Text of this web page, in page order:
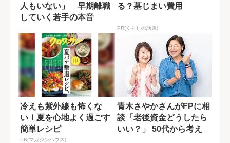
人もいない」 早期離職
していく若手の本音
る？墓じまい費用
PR(くらしの話題)
冷えも紫外線も怖くな
い！夏を心地よく過ごす
簡単レシピ
PR(マガジンハウス)
青木さやかさんがFPに相
談「老後資金どうしたら
いい？」 50代から考え